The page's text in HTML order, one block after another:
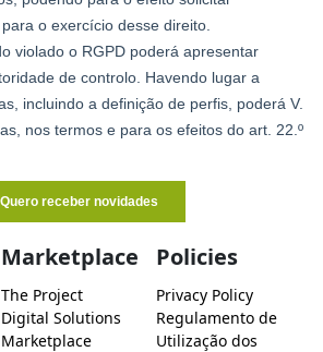
Marketplace
The Project
Digital Solutions
Marketplace
Policies
Privacy Policy
Regulamento de
Utilização dos